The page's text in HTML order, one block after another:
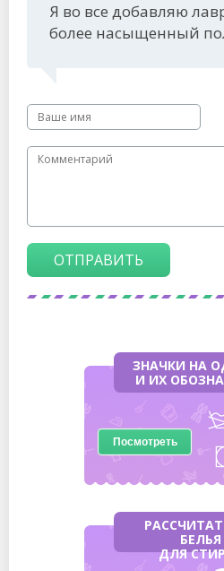
Я во все добавляю
более насыщенный
ОТПРАВИТЬ
ЗНАЧКИ НА
И ИХ
Посмотреть
БЕЛЬЯ
ДЛЯ